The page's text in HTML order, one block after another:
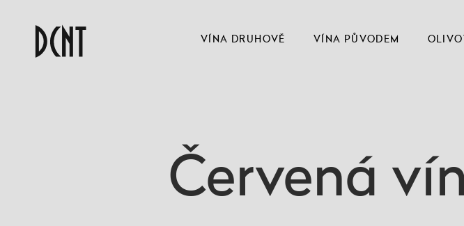
VÍNA DRUHOVĚ VÍNA PŮVODEM
Červená